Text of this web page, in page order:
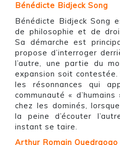
Bénédicte Bidjeck Song
Bénédicte Bidjeck Song
de philosophie et de
Sa démarche est
propose d’interroger
l’autre, une partie du
expansion soit
les résonnances qui
communauté «
chez les dominés,
la peine d’écouter
instant se taire.
Arthur Romain Ouedraogo